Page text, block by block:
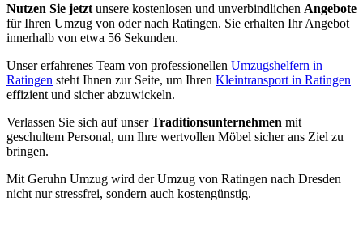
Nutzen Sie jetzt unsere kostenlosen und unverbindlichen Angebote
für Ihren Umzug von oder nach Ratingen. Sie erhalten Ihr Angebot
innerhalb von etwa 56 Sekunden.
Unser erfahrenes Team von professionellen Umzugshelfern in
Ratingen steht Ihnen zur Seite, um Ihren Kleintransport in Ratingen
effizient und sicher abzuwickeln.
Verlassen Sie sich auf unserTraditionsunternehmen mit
geschultem Personal, um Ihre wertvollen Möbel sicher ans Ziel zu
bringen.
Mit Geruhn Umzug wird der Umzug von Ratingen nach Dresden
nicht nur stressfrei, sondern auch kostengünstig.